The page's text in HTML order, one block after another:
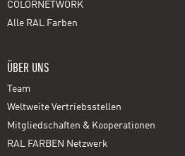
COLORNETWORK
Alle RAL Farben
ÜBER UNS
Team
Weltweite Vertriebsstellen
Mitgliedschaften & Kooperationen
RAL FARBEN Netzwerk